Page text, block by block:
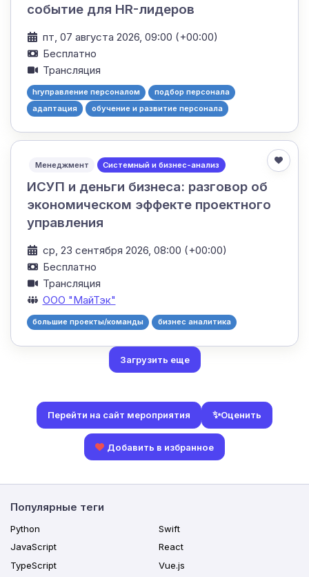
событие для HR-лидеров
пт, 07 августа 2026, 09:00 (+00:00)
Бесплатно
Трансляция
hrуправление персоналом
подбор персонала
адаптация
обучение и развитие персонала
Менеджмент Системный и бизнес-анализ
ИСУП и деньги бизнеса: разговор об
экономическом эффекте проектного
управления
ср, 23 сентября 2026, 08:00 (+00:00)
Бесплатно
Трансляция
ООО "МайТэк"
большие проекты/команды бизнес аналитика
Загрузить еще
Перейти на сайт мероприятия ✨Оценить
Добавить в избранное
Популярные теги
Python
JavaScript
TypeScript
Swift
React
Vue.js